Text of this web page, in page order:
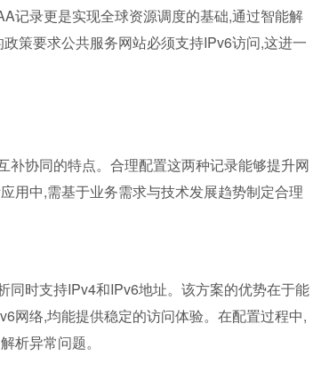
记录更是实现全球资源调度的基础,通过智能解
策要求公共服务网站必须支持IPv6访问,这进一
协同的特点。合理配置这两种记录能够提升网
用中,需基于业务需求与技术发展趋势制定合理
时支持IPv4和IPv6地址。该方案的优势在于能
网络,均能提供稳定的访问体验。在配置过程中,
析异常问题。